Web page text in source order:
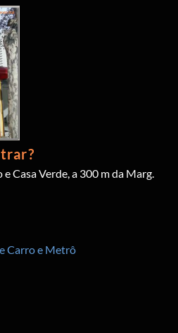
Casa Verde, a 300 m da Marg.
Carro e Metrô